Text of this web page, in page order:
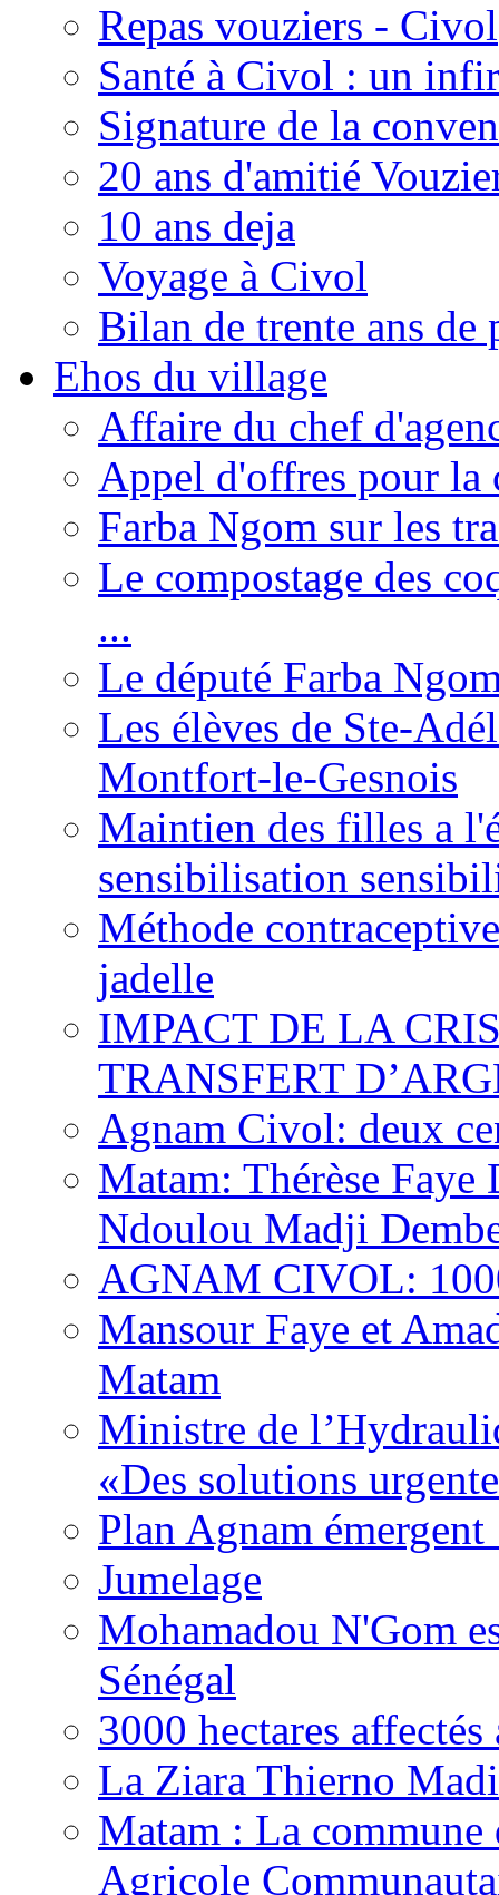
Repas vouziers - Civol
Santé à Civol : un
Signature de la
20 ans d'amitié
10 ans deja
Voyage à Civol
Bilan de trente ans
Ehos du village
Affaire du chef
Appel d'offres pour la
Farba Ngom sur les
Le compostage des
...
Le député Farba
Les élèves de Ste-
Montfort-le-Gesnois
Maintien des filles a
sensibilisation
Méthode
jadelle
IMPACT DE LA
TRANSFERT
Agnam Civol: deux
Matam: Thérèse
Ndoulou Madji
AGNAM CIVOL:
Mansour Faye et
Matam
Ministre de
«Des solutions
Plan Agnam
Jumelage
Mohamadou N'Gom
Sénégal
3000 hectares
La Ziara Thierno
Matam : La
Agricole